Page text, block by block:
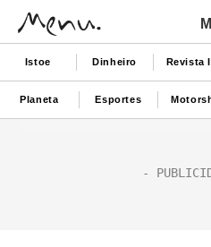
Istoe Dinheiro Revista
Planeta Esportes